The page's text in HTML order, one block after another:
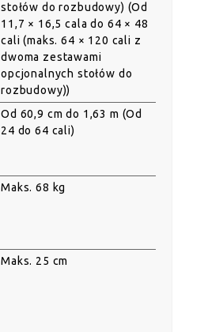
stołów do rozbudowy) (Od
11,7 × 16,5 cala do 64 × 48
cali (maks. 64 × 120 cali z
dwoma zestawami
opcjonalnych stołów do
rozbudowy))
Od 60,9 cm do 1,63 m (Od
24 do 64 cali)
Maks. 68 kg
Maks. 25 cm